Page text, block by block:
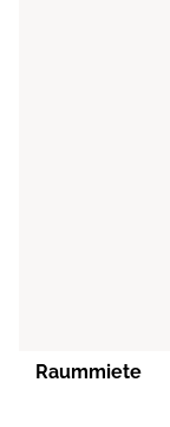
Raummiete